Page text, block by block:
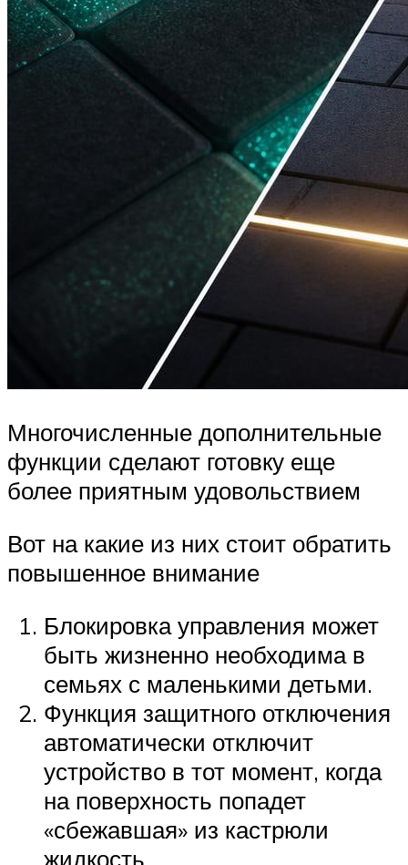
Многочисленные дополнительные
функции сделают готовку еще
более приятным удовольствием
Вот на какие из них стоит обратить
повышенное внимание
Блокировка управления может
быть жизненно необходима в
семьях с маленькими детьми.
Функция защитного отключения
автоматически отключит
устройство в тот момент, когда
на поверхность попадет
«сбежавшая» из кастрюли
жидкость.